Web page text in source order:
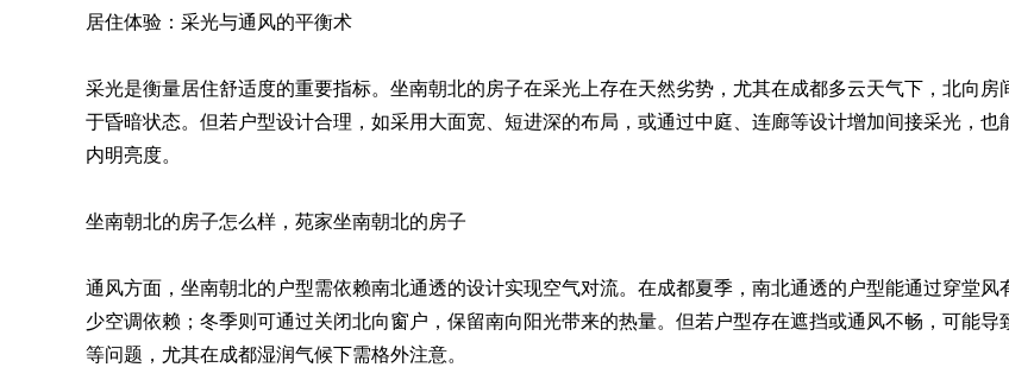
居住体验：采光与通风的平衡术
采光是衡量居住舒适度的重要指标。坐南朝北的房子在采光上存在天然劣势，尤其在成都多云天气下，北向房
于昏暗状态。但若户型设计合理，如采用大面宽、短进深的布局，或通过中庭、连廊等设计增加间接采光，也
内明亮度。
坐南朝北的房子怎么样，苑家坐南朝北的房子
通风方面，坐南朝北的户型需依赖南北通透的设计实现空气对流。在成都夏季，南北通透的户型能通过穿堂风
少空调依赖；冬季则可通过关闭北向窗户，保留南向阳光带来的热量。但若户型存在遮挡或通风不畅，可能导
等问题，尤其在成都湿润气候下需格外注意。